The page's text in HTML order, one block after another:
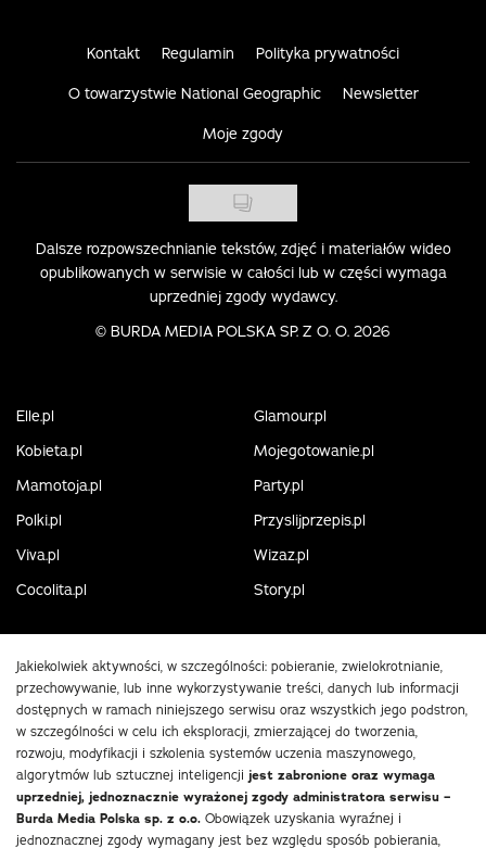
Kontakt Regulamin Polityka prywatności
O towarzystwie National Geographic Newsletter
Moje zgody
Dalsze rozpowszechnianie tekstów, zdjęć i materiałów wideo
opublikowanych w serwisie w całości lub w części wymaga
uprzedniej zgody wydawcy.
© BURDA MEDIA POLSKA SP. Z O. O. 2026
Elle.pl
Glamour.pl
Kobieta.pl
Mojegotowanie.pl
Mamotoja.pl
Party.pl
Polki.pl
Przyslijprzepis.pl
Viva.pl
Wizaz.pl
Cocolita.pl
Story.pl
Jakiekolwiek aktywności, w szczególności: pobieranie, zwielokrotnianie,
przechowywanie, lub inne wykorzystywanie treści, danych lub informacji
dostępnych w ramach niniejszego serwisu oraz wszystkich jego podstron,
w szczególności w celu ich eksploracji, zmierzającej do tworzenia,
rozwoju, modyfikacji i szkolenia systemów uczenia maszynowego,
algorytmów lub sztucznej inteligencji jest zabronione oraz wymaga
uprzedniej, jednoznacznie wyrażonej zgody administratora serwisu –
Burda Media Polska sp. z o.o. Obowiązek uzyskania wyraźnej i
jednoznacznej zgody wymagany jest bez względu sposób pobierania,